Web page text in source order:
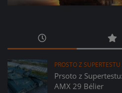
PROSTO Z SUPERTESTU
Prsoto z
AMX 29 Bélier